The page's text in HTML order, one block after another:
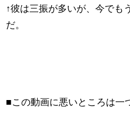
↑彼は三振が多いが、今でも
だ。
■この動画に悪いところは一